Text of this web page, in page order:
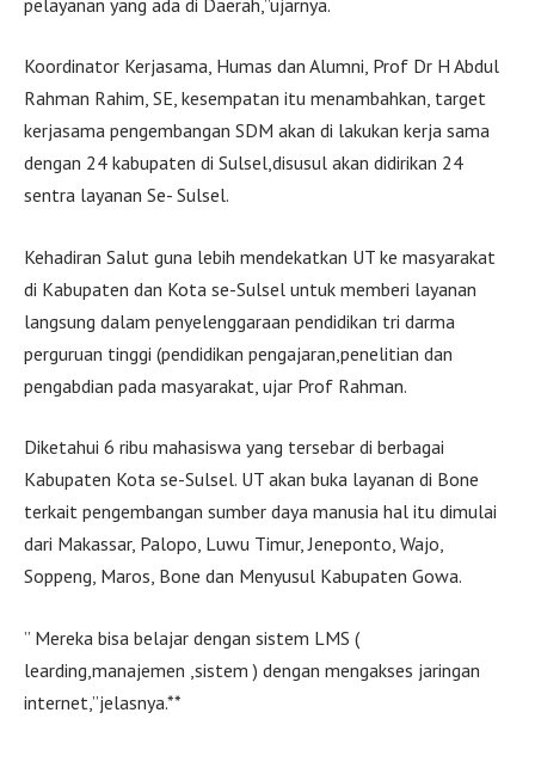
Koordinator Kerjasama, Humas dan Alumni, Prof Dr H Abdul
Rahman Rahim, SE, kesempatan itu menambahkan, target
kerjasama pengembangan SDM akan di lakukan kerja sama
dengan 24 kabupaten di Sulsel,disusul akan didirikan 24
sentra layanan Se- Sulsel.
Kehadiran Salut guna lebih mendekatkan UT ke masyarakat
di Kabupaten dan Kota se-Sulsel untuk memberi layanan
langsung dalam penyelenggaraan pendidikan tri darma
perguruan tinggi (pendidikan pengajaran,penelitian dan
pengabdian pada masyarakat, ujar Prof Rahman.
Diketahui 6 ribu mahasiswa yang tersebar di berbagai
Kabupaten Kota se-Sulsel. UT akan buka layanan di Bone
terkait pengembangan sumber daya manusia hal itu dimulai
dari Makassar, Palopo, Luwu Timur, Jeneponto, Wajo,
Soppeng, Maros, Bone dan Menyusul Kabupaten Gowa.
” Mereka bisa belajar dengan sistem LMS (
learding,manajemen ,sistem ) dengan mengakses jaringan
internet,”jelasnya.**